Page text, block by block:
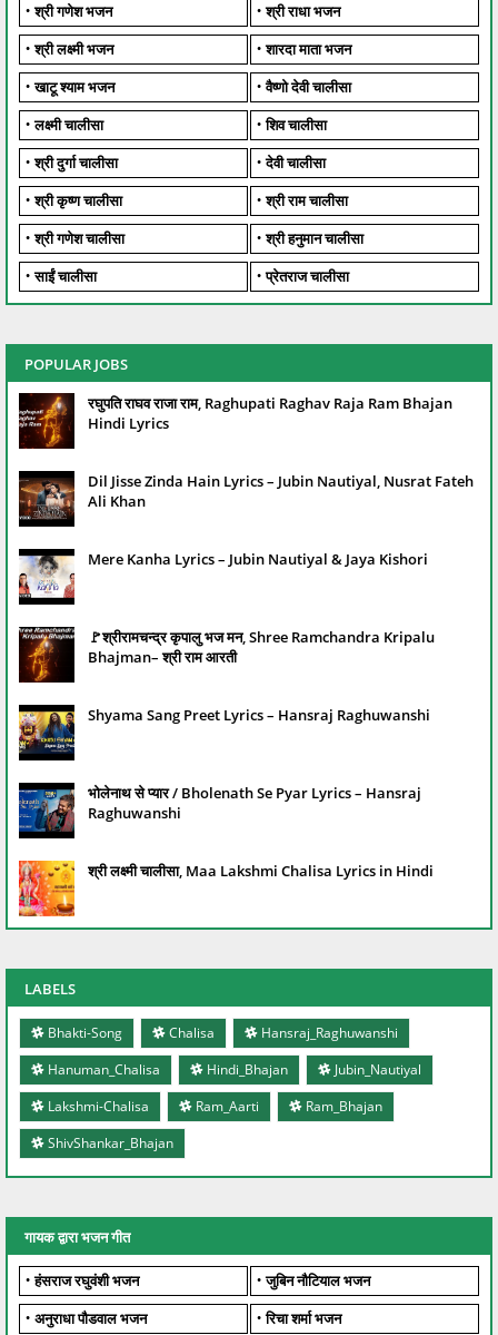
श्री गणेश भजन
श्री राधा भजन
श्री लक्ष्मी भजन
शारदा माता भजन
खाटू श्याम भजन
वैष्णो देवी चालीसा
लक्ष्मी चालीसा
शिव चालीसा
श्री दुर्गा चालीसा
देवी चालीसा
श्री कृष्ण चालीसा
श्री राम चालीसा
श्री गणेश चालीसा
श्री हनुमान चालीसा
साईं चालीसा
प्रेतराज चालीसा
POPULAR JOBS
रघुपति राघव राजा राम, Raghupati Raghav Raja Ram Bhajan
Hindi Lyrics
Dil Jisse Zinda Hain Lyrics – Jubin Nautiyal, Nusrat Fateh
Ali Khan
Mere Kanha Lyrics – Jubin Nautiyal & Jaya Kishori
🚩श्रीरामचन्द्र कृपालु भज मन, Shree Ramchandra Kripalu
Bhajman– श्री राम आरती
Shyama Sang Preet Lyrics – Hansraj Raghuwanshi
भोलेनाथ से प्यार / Bholenath Se Pyar Lyrics – Hansraj
Raghuwanshi
श्री लक्ष्मी चालीसा, Maa Lakshmi Chalisa Lyrics in Hindi
LABELS
Bhakti-Song Chalisa
Hansraj_Raghuwanshi
Hanuman_Chalisa
Hindi_Bhajan
Jubin_Nautiyal
Lakshmi-Chalisa
Ram_Aarti
Ram_Bhajan
ShivShankar_Bhajan
गायक द्वारा भजन गीत
हंसराज रघुवंशी भजन
जुबिन नौटियाल भजन
अनुराधा पौडवाल भजन
रिचा शर्मा भजन